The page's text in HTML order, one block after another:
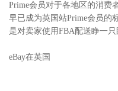
Prime会员对于各地区的消费
早已成为英国站Prime会员的
是对卖家使用FBA配送睁一只
eBay在英国